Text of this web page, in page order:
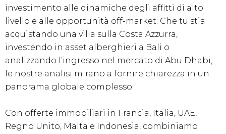
investimento alle dinamiche degli affitti di alto
livello e alle opportunità off-market. Che tu stia
acquistando una villa sulla Costa Azzurra,
investendo in asset alberghieri a Bali o
analizzando l’ingresso nel mercato di Abu Dhabi,
le nostre analisi mirano a fornire chiarezza in un
panorama globale complesso.
Con offerte immobiliari in Francia, Italia, UAE,
Regno Unito, Malta e Indonesia, combiniamo